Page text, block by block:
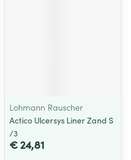
Lohmann Rauscher
Actico Ulcersys Liner Zand S
/3
€ 24,81